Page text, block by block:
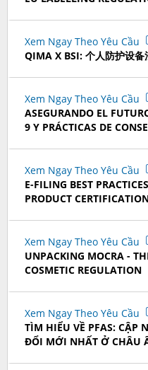
Xem Ngay Theo Yêu Cầu
QIMA X BSI: 个人防护设
Xem Ngay Theo Yêu Cầu
ASEGURANDO EL
9 Y PRÁCTICAS DE
Xem Ngay Theo Yêu Cầu
E-FILING BEST
PRODUCT
Xem Ngay Theo Yêu Cầu
UNPACKING MOCRA -
COSMETIC REGULATION
Xem Ngay Theo Yêu Cầu
TÌM HIỂU VỀ PFAS: CẬP
ĐỔI MỚI NHẤT Ở CHÂU